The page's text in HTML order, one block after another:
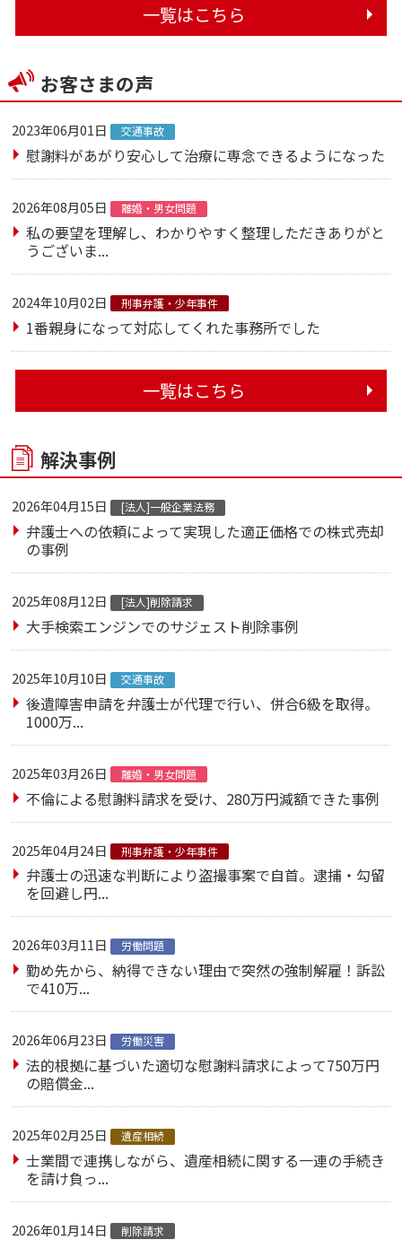
一覧はこちら
お客さまの声
2023年06月01日 交通事故
慰謝料があがり安心して治療に専念できるようになった
2026年08月05日 離婚・男女問題
私の要望を理解し、わかりやすく整理しただきありがと
うございま...
2024年10月02日 刑事弁護・少年事件
1番親身になって対応してくれた事務所でした
一覧はこちら
解決事例
2026年04月15日 [法人]一般企業法務
弁護士への依頼によって実現した適正価格での株式売却
の事例
2025年08月12日 [法人]削除請求
大手検索エンジンでのサジェスト削除事例
2025年10月10日 交通事故
後遺障害申請を弁護士が代理で行い、併合6級を取得。
1000万...
2025年03月26日 離婚・男女問題
不倫による慰謝料請求を受け、280万円減額できた事例
2025年04月24日 刑事弁護・少年事件
弁護士の迅速な判断により盗撮事案で自首。逮捕・勾留
を回避し円...
2026年03月11日 労働問題
勤め先から、納得できない理由で突然の強制解雇！訴訟
で410万...
2026年06月23日 労働災害
法的根拠に基づいた適切な慰謝料請求によって750万円
の賠償金...
2025年02月25日 遺産相続
士業間で連携しながら、遺産相続に関する一連の手続き
を請け負っ...
2026年01月14日 削除請求